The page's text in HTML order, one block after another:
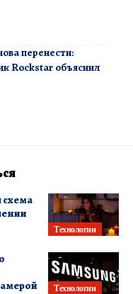
перенести:
Rockstar объяснил
Технологии
схема
Технологии